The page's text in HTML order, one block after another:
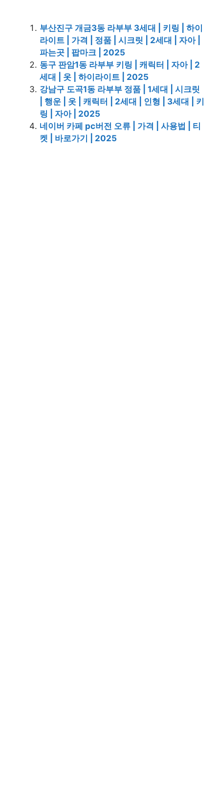
부산진구 개금3동 라부부 3세대 | 키링 | 하이
라이트 | 가격 | 정품 | 시크릿 | 2세대 | 자아 |
파는곳 | 팝마크 | 2025
동구 판암1동 라부부 키링 | 캐릭터 | 자아 | 2
세대 | 옷 | 하이라이트 | 2025
강남구 도곡1동 라부부 정품 | 1세대 | 시크릿
| 행운 | 옷 | 캐릭터 | 2세대 | 인형 | 3세대 | 키
링 | 자아 | 2025
네이버 카페 pc버전 오류 | 가격 | 사용법 | 티
켓 | 바로가기 | 2025